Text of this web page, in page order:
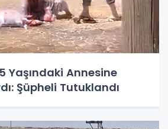
Yaşındaki Annesine
Şüpheli Tutuklandı